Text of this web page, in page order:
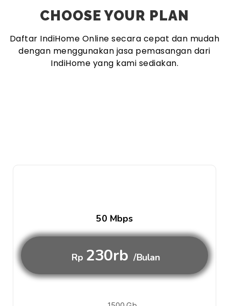
CHOOSE YOUR PLAN
Daftar IndiHome Online secara cepat dan mudah
dengan menggunakan jasa pemasangan dari
IndiHome yang kami sediakan.
50 Mbps
Rp 230rb /Bulan